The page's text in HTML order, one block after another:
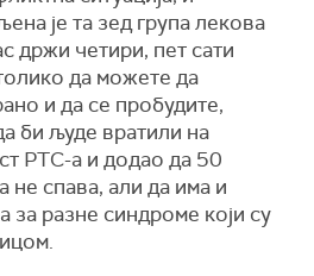
је та зед група лекова
држи четири, пет сати
да можете да
и да се пробудите,
би људе вратили на
РТС-а и додао да 50
не спава, али да има и
за разне синдроме који су